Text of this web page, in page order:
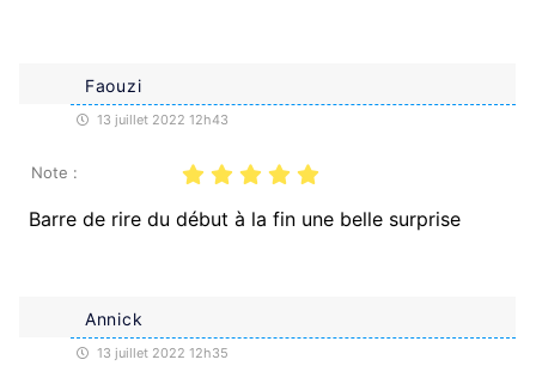
Faouzi
13 juillet 2022 12h43
Note :
Barre de rire du début à la fin une belle surprise
Annick
13 juillet 2022 12h35